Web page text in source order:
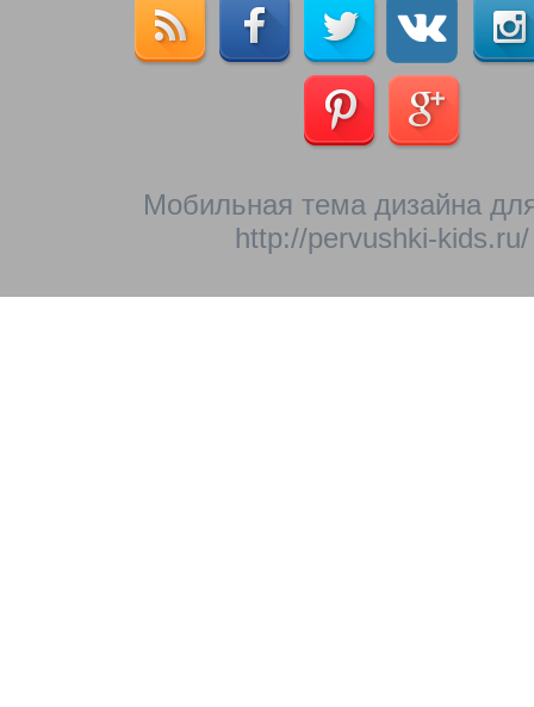
Мобильная тема дизайна
http://pervushki-kids.ru/